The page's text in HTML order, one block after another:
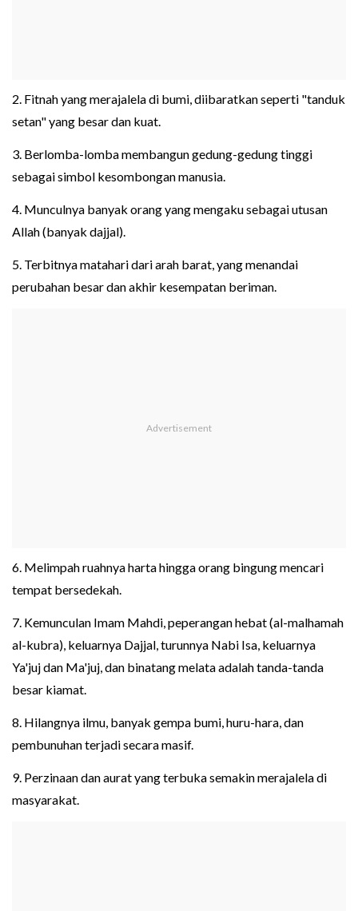
2. Fitnah yang merajalela di bumi, diibaratkan seperti "tanduk
setan" yang besar dan kuat.
3. Berlomba-lomba membangun gedung-gedung tinggi
sebagai simbol kesombongan manusia.
4. Munculnya banyak orang yang mengaku sebagai utusan
Allah (banyak dajjal).
5. Terbitnya matahari dari arah barat, yang menandai
perubahan besar dan akhir kesempatan beriman.
6. Melimpah ruahnya harta hingga orang bingung mencari
tempat bersedekah.
7. Kemunculan Imam Mahdi, peperangan hebat (al-malhamah
al-kubra), keluarnya Dajjal, turunnya Nabi Isa, keluarnya
Ya'juj dan Ma'juj, dan binatang melata adalah tanda-tanda
besar kiamat.
8. Hilangnya ilmu, banyak gempa bumi, huru-hara, dan
pembunuhan terjadi secara masif.
9. Perzinaan dan aurat yang terbuka semakin merajalela di
masyarakat.